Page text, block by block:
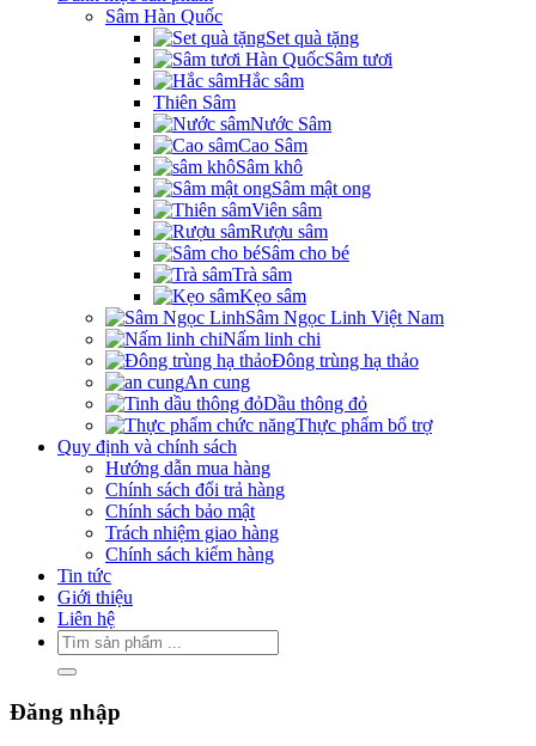
Sâm Hàn Quốc
Set quà tặng
Sâm tươi
Hắc sâm
Thiên Sâm
Nước Sâm
Cao Sâm
Sâm khô
Sâm mật ong
Viên sâm
Rượu sâm
Sâm cho bé
Trà sâm
Kẹo sâm
Sâm Ngọc Linh Việt Nam
Nấm linh chi
Đông trùng hạ thảo
An cung
Dầu thông đỏ
Thực phẩm bổ trợ
Quy định và chính sách
Hướng dẫn mua hàng
Chính sách đổi trả hàng
Chính sách bảo mật
Trách nhiệm giao hàng
Chính sách kiểm hàng
Tin tức
Giới thiệu
Liên hệ
Tìm
kiếm:
Đăng nhập